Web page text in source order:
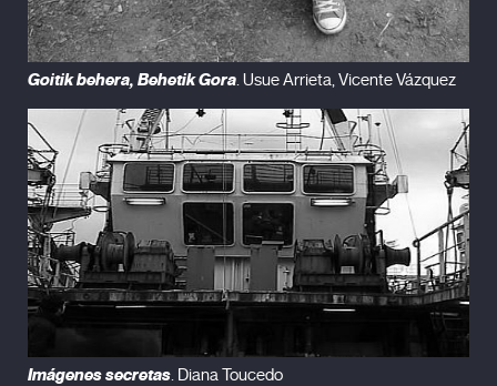
Goitik behera, Behetik Gora. Usue Arrieta, Vicente Vázquez
Imágenes secretas. Diana Toucedo